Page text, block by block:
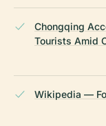
Chongqing
Tourists Amid
Wikipedia —